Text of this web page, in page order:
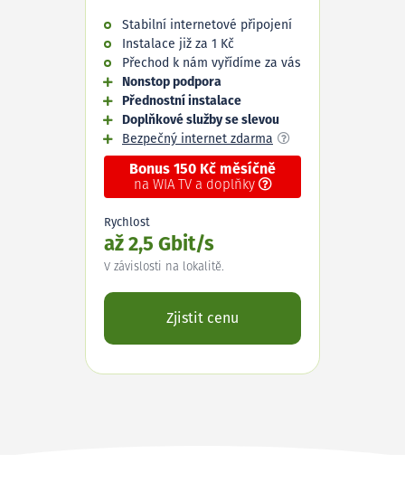
Stabilní internetové připojení
Instalace již za 1 Kč
Přechod k nám vyřídíme za vás
Nonstop podpora
Přednostní instalace
Doplňkové služby se slevou
Bezpečný internet zdarma
Bonus 150 Kč měsíčně
na WIA TV a doplňky
Rychlost
až 2,5 Gbit/s
V závislosti na lokalitě.
Zjistit cenu